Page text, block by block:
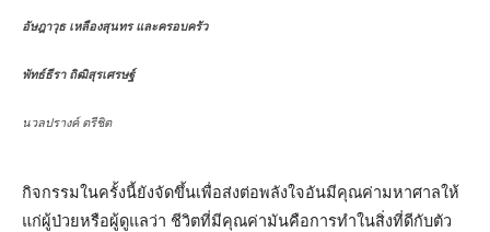
อัษฎาวุธ เหลืองสุนทร และครอบครัว
พัทธ์ธีรา ถิฒิสุรเศรษฐ์
นวลปรางค์ ตรีชิต
กิจกรรมในครั้งนี้ยังจัดขึ้นเพื่อส่งต่อพลังใจอันมีคุณค่ามหาศาลให้
แก่ผู้ป่วยหรือผู้ดูแลว่า ชีวิตที่มีคุณค่ามันคือการทำในสิ่งที่ดีกับตัว